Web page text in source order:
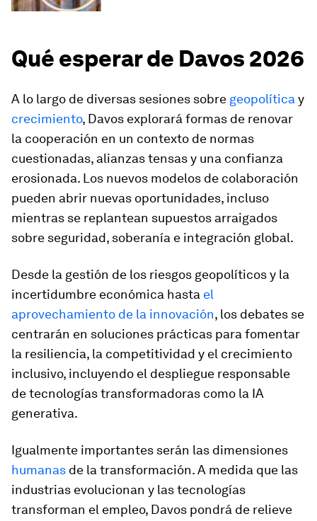
Qué esperar de Davos 2026
A lo largo de diversas sesiones sobre geopolítica y
crecimiento, Davos explorará formas de renovar
la cooperación en un contexto de normas
cuestionadas, alianzas tensas y una confianza
erosionada. Los nuevos modelos de colaboración
pueden abrir nuevas oportunidades, incluso
mientras se replantean supuestos arraigados
sobre seguridad, soberanía e integración global.
Desde la gestión de los riesgos geopolíticos y la
incertidumbre económica hasta el
aprovechamiento de la innovación, los debates se
centrarán en soluciones prácticas para fomentar
la resiliencia, la competitividad y el crecimiento
inclusivo, incluyendo el despliegue responsable
de tecnologías transformadoras como la IA
generativa.
Igualmente importantes serán las dimensiones
humanas de la transformación. A medida que las
industrias evolucionan y las tecnologías
transforman el empleo, Davos pondrá de relieve